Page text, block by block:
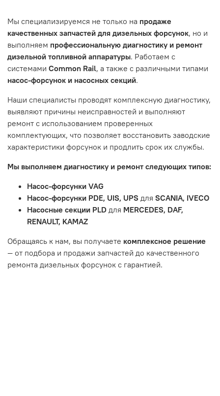
неисправности, вызванные нарушением правил
обслуживания или эксплуатации автомобиля. Если у вас
возникнут проблемы с отремонтированной системой,
мы обязательно разберемся в ситуации и предложим
решение. Однако если проблема вызвана одним из
перечисленных выше факторов, мы не сможем
Гарантия не распространяется на следующие случаи:
Истек гарантийный срок.
Товар является расходным материалом, который
тормозные колодки, диски сцепления, свечи зажигания
Неисправности вызваны ДТП, неправильной установкой
или чрезмерным износом.
Неисправность топливной системы или системы
впуска/выпуска.
Мы специализируемся не только на продаже
качественных запчастей для дизельных форсунок, но и
выполняем профессиональную диагностику и ремонт
дизельной топливной аппаратуры. Работаем с
системами Common Rail, а также с различными типами
насос-форсунок и насосных секций.
Наши специалисты проводят комплексную диагностику,
выявляют причины неисправностей и выполняют
ремонт с использованием проверенных
комплектующих, что позволяет восстановить заводские
характеристики форсунок и продлить срок их службы.
Мы выполняем диагностику и ремонт следующих типов:
Насос-форсунки VAG
Насос-форсунки PDE, UIS, UPS для SCANIA, IVECO
Насосные секции PLD для MERCEDES, DAF,
RENAULT, KAMAZ
Обращаясь к нам, вы получаете комплексное решение
— от подбора и продажи запчастей до качественного
ремонта дизельных форсунок с гарантией.